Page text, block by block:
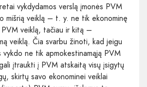
vykdydamos verslą įmonės PVM
mišrią veiklą – t. y. ne tik ekonominę
PVM veiklą, tačiau ir kitą –
veiklą. Čia svarbu žinoti, kad jeigu
ne tik apmokestinamąją PVM
įtraukti į PVM atskaitą visų įsigytų
skirtų savo ekonominei veiklai